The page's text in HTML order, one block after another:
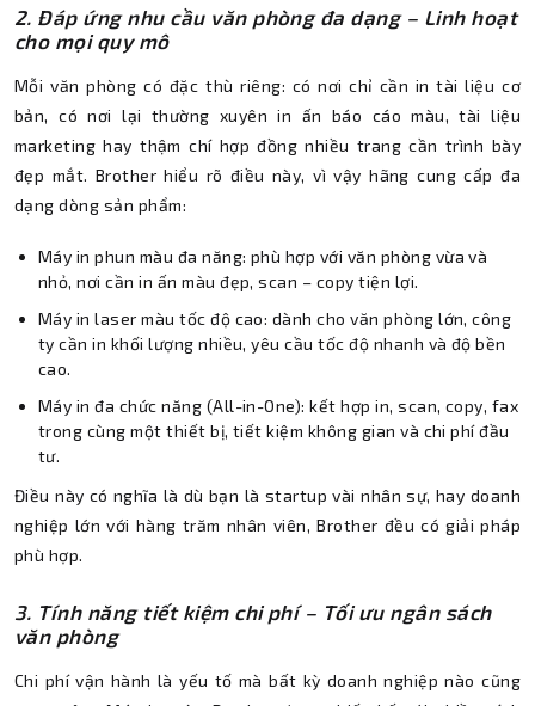
2. Đáp ứng nhu cầu văn phòng đa dạng – Linh hoạt
cho mọi quy mô
Mỗi văn phòng có đặc thù riêng: có nơi chỉ cần in tài liệu cơ
bản, có nơi lại thường xuyên in ấn báo cáo màu, tài liệu
marketing hay thậm chí hợp đồng nhiều trang cần trình bày
đẹp mắt. Brother hiểu rõ điều này, vì vậy hãng cung cấp đa
dạng dòng sản phẩm:
Máy in phun màu đa năng: phù hợp với văn phòng vừa và
nhỏ, nơi cần in ấn màu đẹp, scan – copy tiện lợi.
Máy in laser màu tốc độ cao: dành cho văn phòng lớn, công
ty cần in khối lượng nhiều, yêu cầu tốc độ nhanh và độ bền
cao.
Máy in đa chức năng (All-in-One): kết hợp in, scan, copy, fax
trong cùng một thiết bị, tiết kiệm không gian và chi phí đầu
tư.
Điều này có nghĩa là dù bạn là startup vài nhân sự, hay doanh
nghiệp lớn với hàng trăm nhân viên, Brother đều có giải pháp
phù hợp.
3. Tính năng tiết kiệm chi phí – Tối ưu ngân sách
văn phòng
Chi phí vận hành là yếu tố mà bất kỳ doanh nghiệp nào cũng